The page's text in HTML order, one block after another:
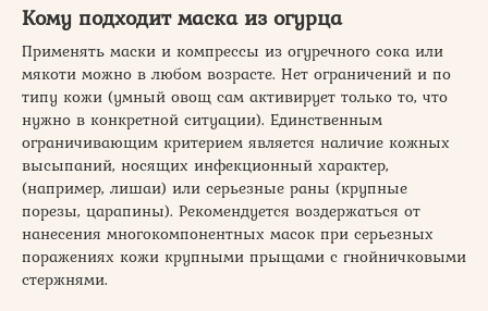
Кому подходит маска из огурца
Применять маски и компрессы из огуречного сока или
мякоти можно в любом возрасте. Нет ограничений и по
типу кожи (умный овощ сам активирует только то, что
нужно в конкретной ситуации). Единственным
ограничивающим критерием является наличие кожных
высыпаний, носящих инфекционный характер,
(например, лишаи) или серьезные раны (крупные
порезы, царапины). Рекомендуется воздержаться от
нанесения многокомпонентных масок при серьезных
поражениях кожи крупными прыщами с гнойничковыми
стержнями.